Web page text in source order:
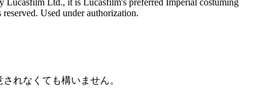
Lucasfilm Ltd., it is Lucasfilm's preferred Imperial costuming
Used under authorization.
れなくても構いません。